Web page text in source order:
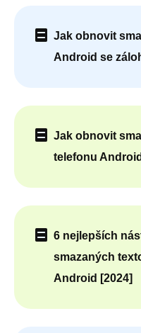
Jak obnovit
Android se
Jak obnovit
telefonu Android
6 nejlepších
smazaných
Android [2024]